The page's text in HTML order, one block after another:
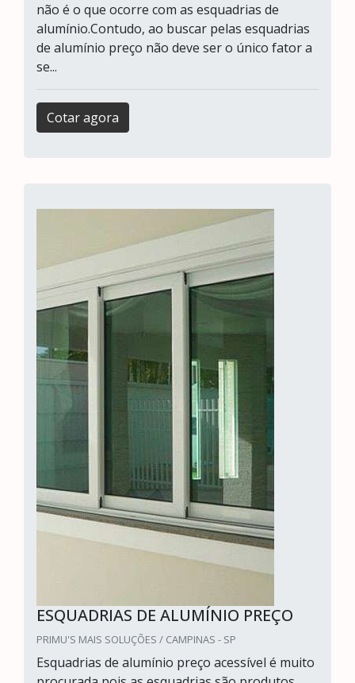
não é o que ocorre com as esquadrias de
alumínio.Contudo, ao buscar pelas esquadrias
de alumínio preço não deve ser o único fator a
se...
Cotar agora
ESQUADRIAS DE ALUMÍNIO PREÇO
PRIMU'S MAIS SOLUÇÕES / CAMPINAS - SP
Esquadrias de alumínio preço acessível é muito